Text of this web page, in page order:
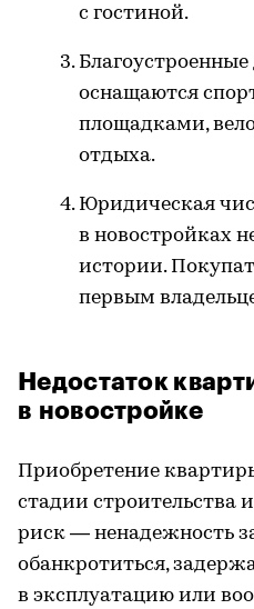
с гостиной.
оснащаются
площадками,
отдыха.
Юридическая
в новостройках
истории.
первым
Недостаток
в новостройке
Приобретение
стадии строительства
риск — ненадежность
обанкротиться,
в эксплуатацию или